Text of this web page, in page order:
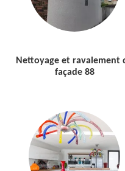
Nettoyage et ravalement
façade 88